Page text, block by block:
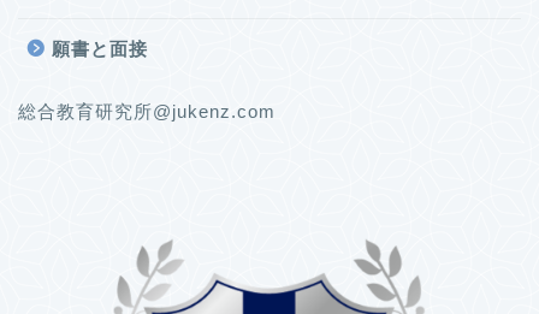
願書と面接
総合教育研究所@jukenz.com